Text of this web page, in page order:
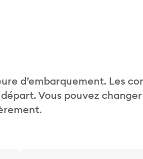
d’embarquement. Les
Vous pouvez